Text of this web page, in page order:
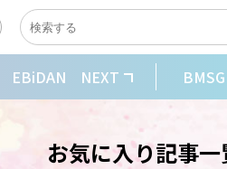
EBiDAN NEXT BMSG
お気に入り記事一